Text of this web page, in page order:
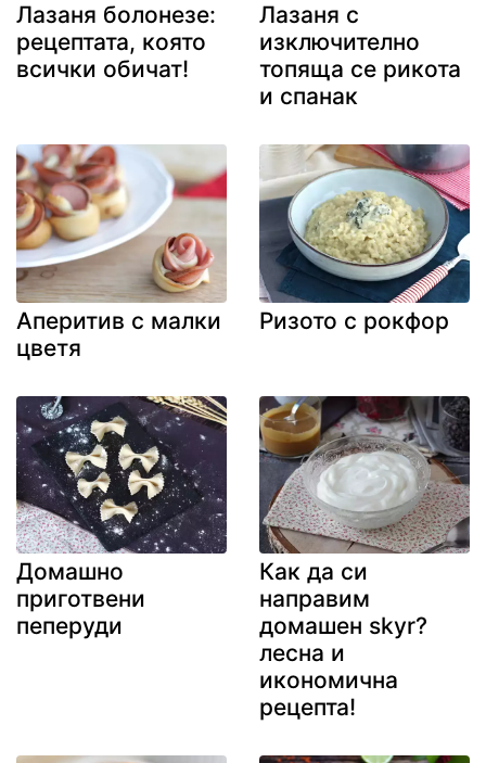
Лазаня болонезе:
рецептата, която
всички обичат!
Лазаня с
изключително
топяща се рикота
и спанак
Аперитив с малки
цветя
Ризото с рокфор
Домашно
приготвени
пеперуди
Как да си
направим
домашен skyr?
лесна и
икономична
рецепта!